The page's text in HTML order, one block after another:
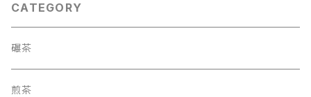
CATEGORY
碾茶
煎茶